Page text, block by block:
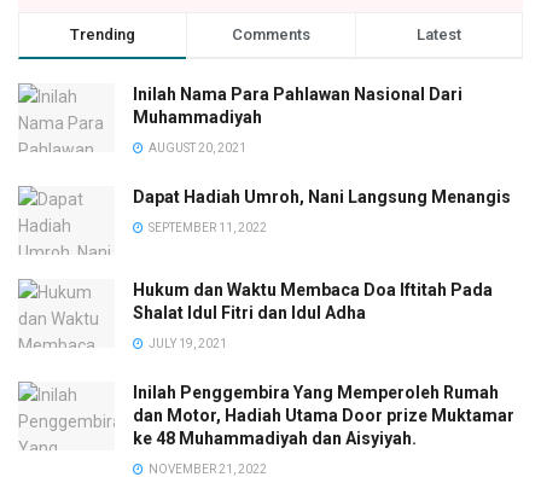
Trending Comments Latest
Inilah Nama Para Pahlawan Nasional Dari
Muhammadiyah
AUGUST 20, 2021
Dapat Hadiah Umroh, Nani Langsung Menangis
SEPTEMBER 11, 2022
Hukum dan Waktu Membaca Doa Iftitah Pada
Shalat Idul Fitri dan Idul Adha
JULY 19, 2021
Inilah Penggembira Yang Memperoleh Rumah
dan Motor, Hadiah Utama Door prize Muktamar
ke 48 Muhammadiyah dan Aisyiyah.
NOVEMBER 21, 2022